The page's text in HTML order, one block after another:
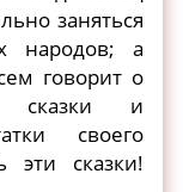
заняться
народов; а
говорит о
сказки и
своего
эти сказки!